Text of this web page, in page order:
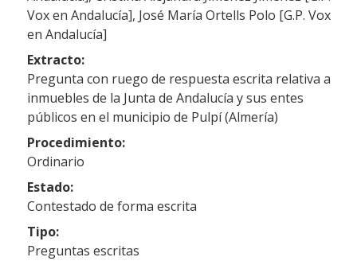
Vox en Andalucía], José María Ortells Polo [G.P. Vox
en Andalucía]
Extracto:
Pregunta con ruego de respuesta escrita relativa a
inmuebles de la Junta de Andalucía y sus entes
públicos en el municipio de Pulpí (Almería)
Procedimiento:
Ordinario
Estado:
Contestado de forma escrita
Tipo:
Preguntas escritas